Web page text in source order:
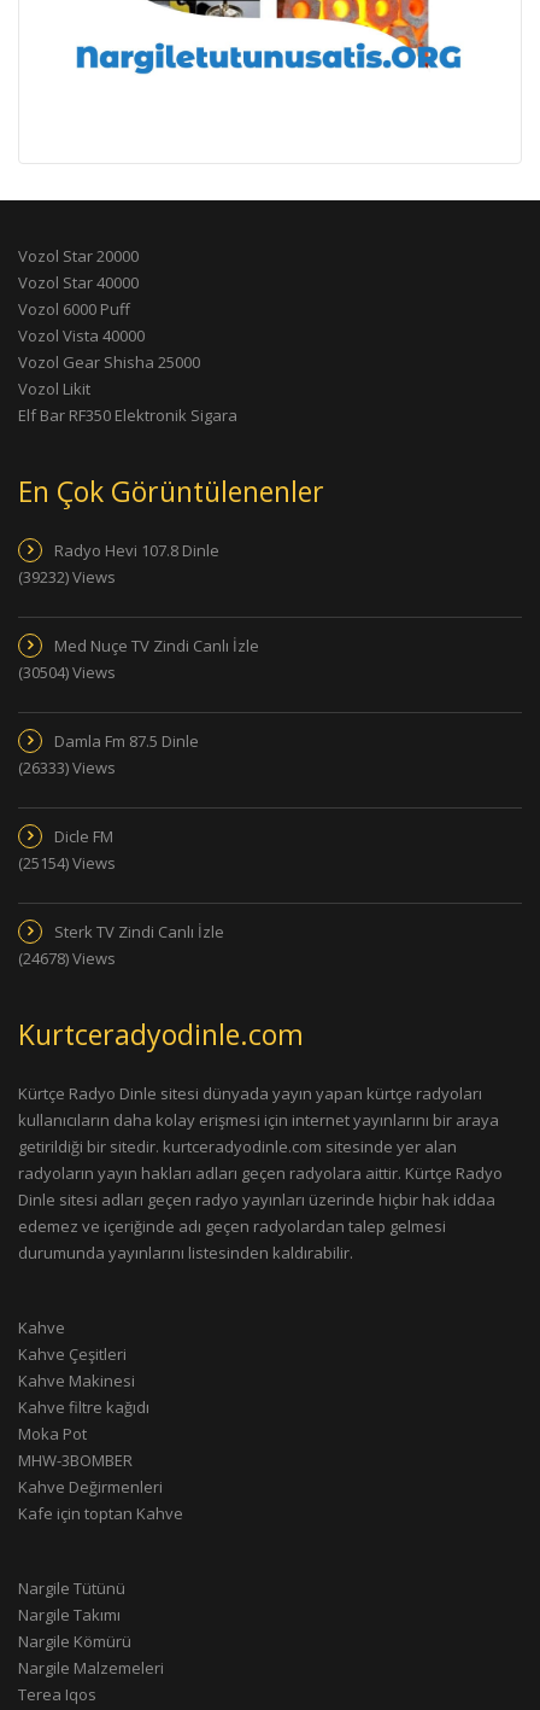
Vozol Star 20000
Vozol Star 40000
Vozol 6000 Puff
Vozol Vista 40000
Vozol Gear Shisha 25000
Vozol Likit
Elf Bar RF350 Elektronik Sigara
En Çok Görüntülenenler
Radyo Hevi 107.8 Dinle
(39232) Views
Med Nuçe TV Zindi Canlı İzle
(30504) Views
Damla Fm 87.5 Dinle
(26333) Views
Dicle FM
(25154) Views
Sterk TV Zindi Canlı İzle
(24678) Views
Kurtceradyodinle.com
Kürtçe Radyo Dinle sitesi dünyada yayın yapan kürtçe radyoları
kullanıcıların daha kolay erişmesi için internet yayınlarını bir araya
getirildiği bir sitedir. kurtceradyodinle.com sitesinde yer alan
radyoların yayın hakları adları geçen radyolara aittir. Kürtçe Radyo
Dinle sitesi adları geçen radyo yayınları üzerinde hiçbir hak iddaa
edemez ve içeriğinde adı geçen radyolardan talep gelmesi
durumunda yayınlarını listesinden kaldırabilir.
Kahve
Kahve Çeşitleri
Kahve Makinesi
Kahve filtre kağıdı
Moka Pot
MHW-3BOMBER
Kahve Değirmenleri
Kafe için toptan Kahve
Nargile Tütünü
Nargile Takımı
Nargile Kömürü
Nargile Malzemeleri
Terea Iqos